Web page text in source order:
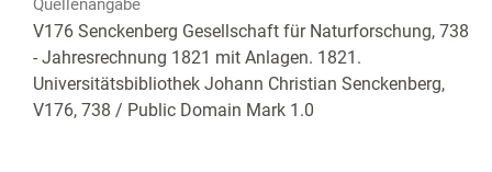
Quellenangabe
V176 Senckenberg Gesellschaft für Naturforschung, 738
- Jahresrechnung 1821 mit Anlagen. 1821.
Universitätsbibliothek Johann Christian Senckenberg,
V176, 738 / Public Domain Mark 1.0